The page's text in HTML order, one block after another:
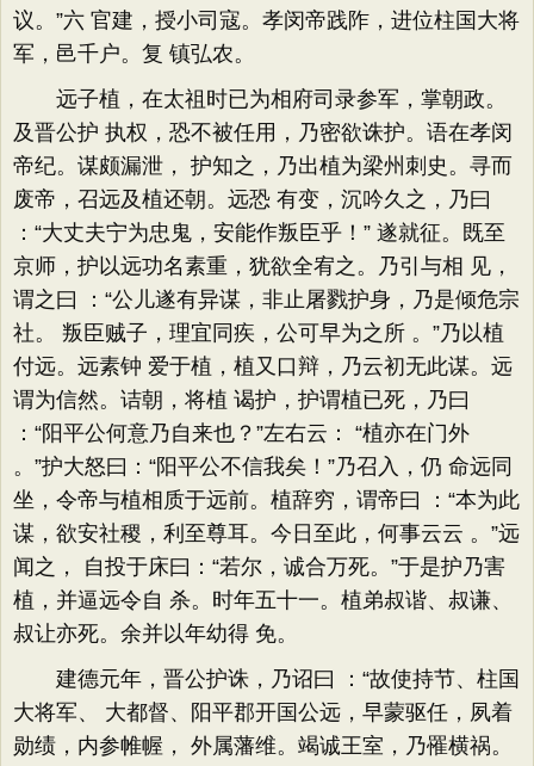
议。”六 官建，授小司寇。孝闵帝践阼，进位柱国大将
军，邑千户。复 镇弘农。
远子植，在太祖时已为相府司录参军，掌朝政。
及晋公护 执权，恐不被任用，乃密欲诛护。语在孝闵
帝纪。谋颇漏泄， 护知之，乃出植为梁州刺史。寻而
废帝，召远及植还朝。远恐 有变，沉吟久之，乃曰
：“大丈夫宁为忠鬼，安能作叛臣乎！” 遂就征。既至
京师，护以远功名素重，犹欲全宥之。乃引与相 见，
谓之曰 ：“公儿遂有异谋，非止屠戮护身，乃是倾危宗
社。 叛臣贼子，理宜同疾，公可早为之所 。”乃以植
付远。远素钟 爱于植，植又口辩，乃云初无此谋。远
谓为信然。诘朝，将植 谒护，护谓植已死，乃曰
：“阳平公何意乃自来也？”左右云： “植亦在门外
。”护大怒曰：“阳平公不信我矣！”乃召入，仍 命远同
坐，令帝与植相质于远前。植辞穷，谓帝曰 ：“本为此
谋，欲安社稷，利至尊耳。今日至此，何事云云 。”远
闻之， 自投于床曰：“若尔，诚合万死。”于是护乃害
植，并逼远令自 杀。时年五十一。植弟叔谐、叔谦、
叔让亦死。余并以年幼得 免。
建德元年，晋公护诛，乃诏曰 ：“故使持节、柱国
大将军、 大都督、阳平郡开国公远，早蒙驱任，夙着
勋绩，内参帷幄， 外属藩维。竭诚王室，乃罹横祸。